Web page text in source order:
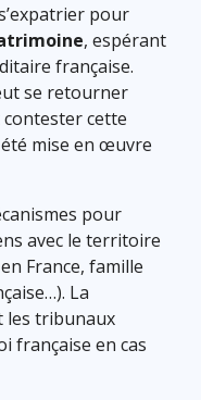
pour
, espérant
française.
se retourner
cette
été mise en œuvre
pour
avec le territoire
France, famille
La
les tribunaux
française en cas